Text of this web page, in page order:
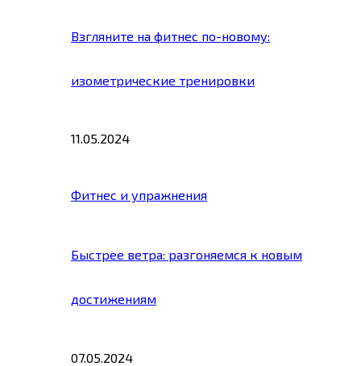
Взгляните на фитнес по-новому:
изометрические тренировки
11.05.2024
Фитнес и упражнения
Быстрее ветра: разгоняемся к новым
достижениям
07.05.2024